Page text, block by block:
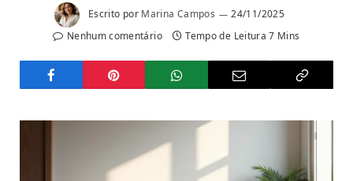
Escrito por Marina Campos
24/11/2025
Nenhum comentário
Tempo de Leitura 7 Mins